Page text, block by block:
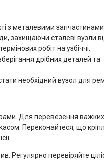
з металевими запчастинами.
захищаючи сталеві вузли
робіт на узбіччі.
дрібних деталей та
необхідний вузол для
рами. Для перевезення важких
Переконайтеся, що
Регулярно перевіряйте